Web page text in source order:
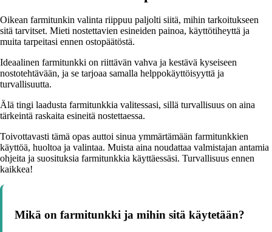
Oikean farmitunkin valinta riippuu paljolti siitä, mihin tarkoitukseen
sitä tarvitset. Mieti nostettavien esineiden painoa, käyttötiheyttä ja
muita tarpeitasi ennen ostopäätöstä.
Ideaalinen farmitunkki on riittävän vahva ja kestävä kyseiseen
nostotehtävään, ja se tarjoaa samalla helppokäyttöisyyttä ja
turvallisuutta.
Älä tingi laadusta farmitunkkia valitessasi, sillä turvallisuus on aina
tärkeintä raskaita esineitä nostettaessa.
Toivottavasti tämä opas auttoi sinua ymmärtämään farmitunkkien
käyttöä, huoltoa ja valintaa. Muista aina noudattaa valmistajan antamia
ohjeita ja suosituksia farmitunkkia käyttäessäsi. Turvallisuus ennen
kaikkea!
Mikä on farmitunkki ja mihin sitä käytetään?